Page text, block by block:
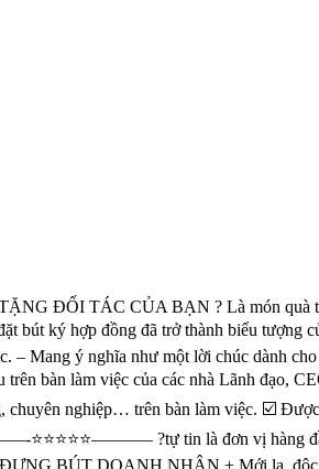
ĐỐI TÁC CỦA BẠN ? Là món quà
ký hợp đồng đã trở thành biểu tượng
Mang ý nghĩa như một lời chúc dành
bàn làm việc của các nhà Lãnh đạo,
chuyên nghiệp… trên bàn làm việc. ☑️
⭐️⭐️⭐️⭐️⭐️———– ?tự tin là đơn vị
ĐỰNG BÚT DOANH NHÂN + Mới lạ,